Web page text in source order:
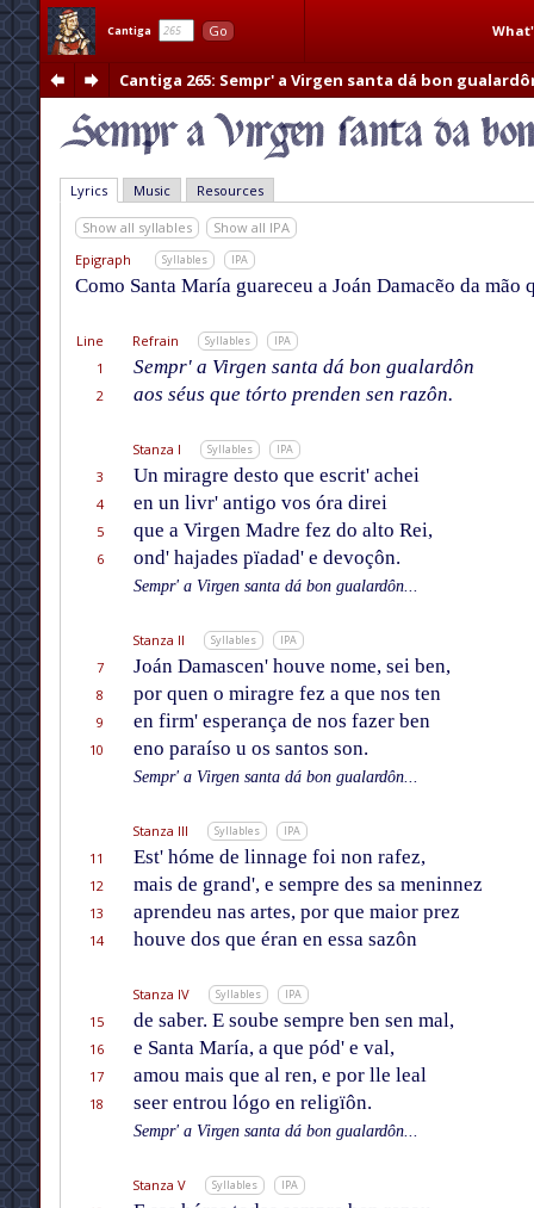
Cantiga Go
Cantiga 265: Sempr' a Virgen santa dá bon
Lyrics Music Resources
Show all syllables
Show all IPA
Epigraph
Syllables IPA
Como Santa María guareceu a Joán Damacẽo da mão
Line Refrain Syllables IPA
1
Sempr' a Virgen santa dá bon gualardôn
2
aos séus que tórto prenden sen razôn.
Stanza I Syllables IPA
3 Un miragre desto que escrit' achei
4
en un livr' antigo vos óra direi
5
que a Virgen Madre fez do alto Rei,
6
ond' hajades pïadad' e devoçôn.
Sempr' a Virgen santa dá bon gualardôn...
Stanza II Syllables IPA
7 Joán Damascen' houve nome, sei ben,
8
por quen o miragre fez a que nos ten
9
en firm' esperança de nos fazer ben
10
eno paraíso u os santos son.
Sempr' a Virgen santa dá bon gualardôn...
Stanza III Syllables IPA
11 Est' hóme de linnage foi non rafez,
12
mais de grand', e sempre des sa meninnez
13
aprendeu nas artes, por que maior prez
14
houve dos que éran en essa sazôn
Stanza IV Syllables IPA
15 de saber. E soube sempre ben sen mal,
16
e Santa María, a que pód' e val,
17
amou mais que al ren, e por lle leal
18
seer entrou lógo en religïôn.
Sempr' a Virgen santa dá bon gualardôn...
Stanza V Syllables IPA